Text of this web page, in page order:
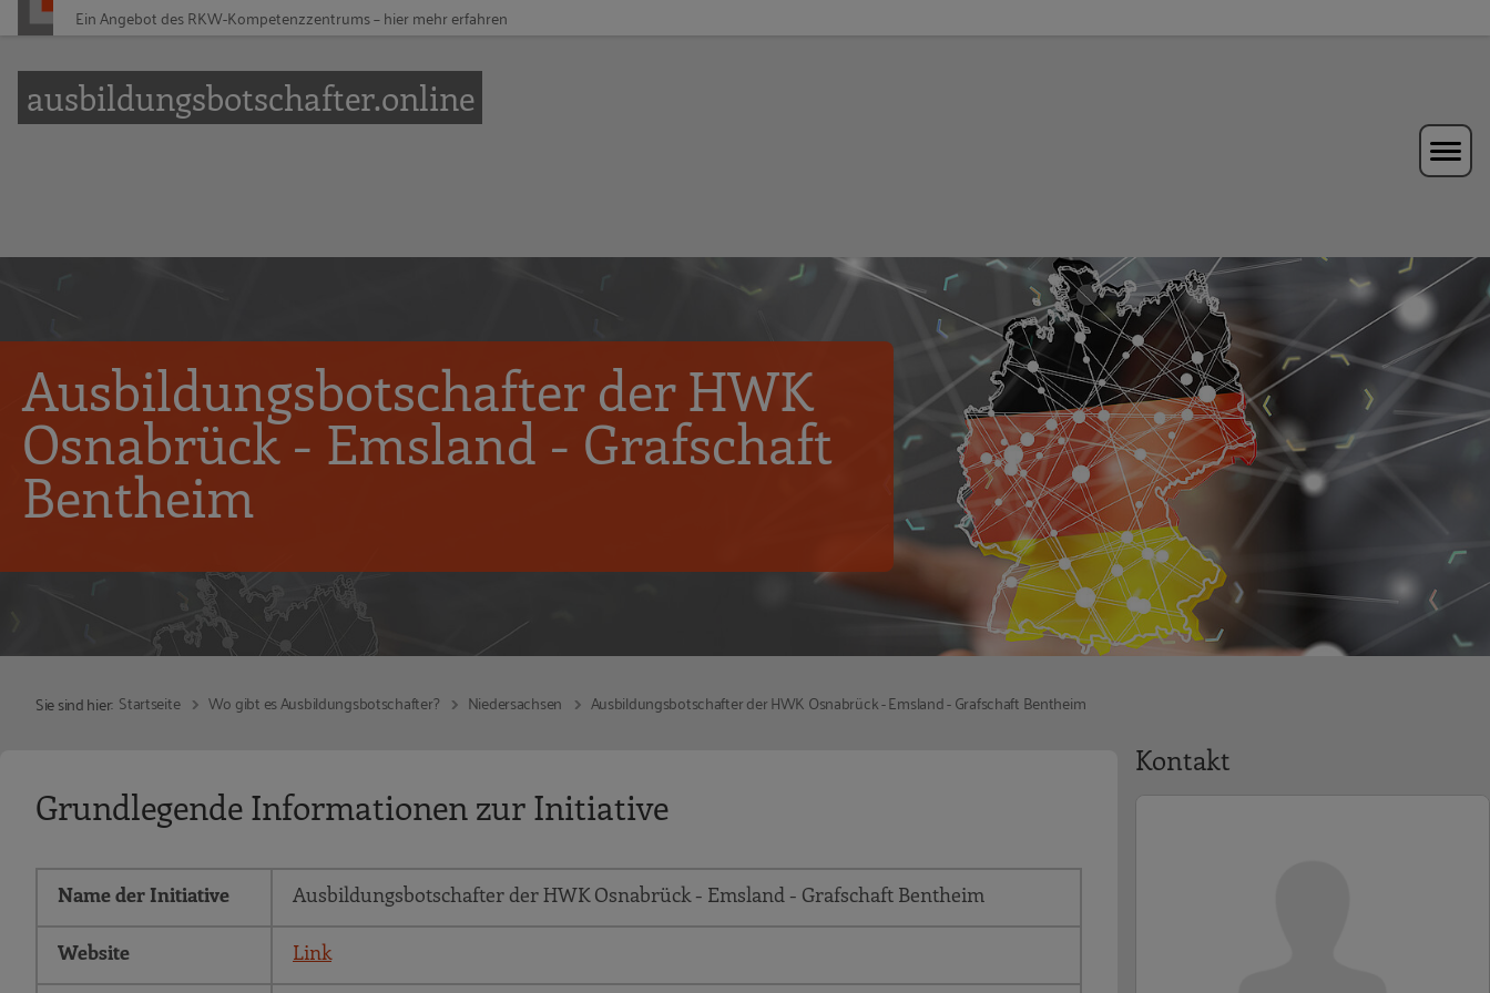
Zur Navigation springen
Zum Hauptinhalt springen
Ein Angebot desRKW-Kompetenzzentrums – hier mehr erfahren
ausbildungsbotschafter.online
Ausbildungsbotschafter der HWK
Osnabrück - Emsland - Grafschaft
Bentheim
Sie sind hier: Startseite Wo gibt es Ausbildungsbotschafter? Niedersachsen Ausbildungsbotschafter der HWK Osnabrück - Emsland - Grafschaft Bentheim
Grundlegende Informationen zur Initiative
Name der Initiative Ausbildungsbotschafter der HWK Osnabrück - Emsland - Grafschaft Bentheim
Website Link
Kontakt